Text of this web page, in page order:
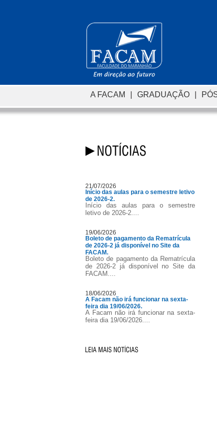
A FACAM | GRADUAÇÃO |
21/07/2026
Início das aulas para o semestre letivo
de 2026-2.
Início das aulas para o semestre
letivo de 2026-2....
19/06/2026
Boleto de pagamento da Rematrícula
de 2026-2 já disponível no Site da
FACAM.
Boleto de pagamento da Rematrícula
de 2026-2 já disponível no Site da
FACAM....
18/06/2026
A Facam não irá funcionar na sexta-
feira dia 19/06/2026.
A Facam não irá funcionar na sexta-
feira dia 19/06/2026....